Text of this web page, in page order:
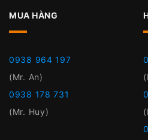
MUA HÀNG
0938 964 197
(Mr. An)
0938 178 731
(Mr. Huy)